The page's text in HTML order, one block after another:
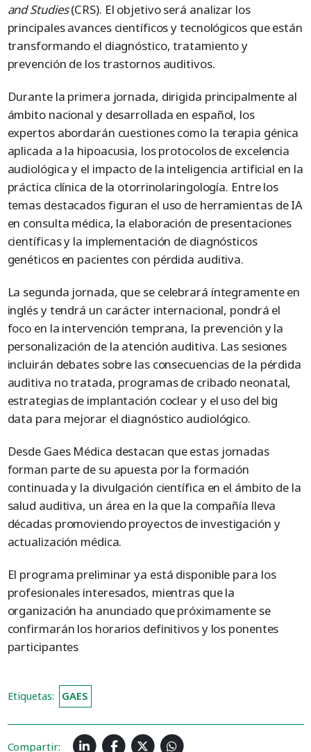
and Studies(CRS). El objetivo será analizar los
principales avances científicos y tecnológicos que están
transformando el diagnóstico, tratamiento y
prevención de los trastornos auditivos.
Durante la primera jornada, dirigida principalmente al
ámbito nacional y desarrollada en español, los
expertos abordarán cuestiones como la terapia génica
aplicada a la hipoacusia, los protocolos de excelencia
audiológica y el impacto de la inteligencia artificial en la
práctica clínica de la otorrinolaringología. Entre los
temas destacados figuran el uso de herramientas de IA
en consulta médica, la elaboración de presentaciones
científicas y la implementación de diagnósticos
genéticos en pacientes con pérdida auditiva.
La segunda jornada, que se celebrará íntegramente en
inglés y tendrá un carácter internacional, pondrá el
foco en la intervención temprana, la prevención y la
personalización de la atención auditiva. Las sesiones
incluirán debates sobre las consecuencias de la pérdida
auditiva no tratada, programas de cribado neonatal,
estrategias de implantación coclear y el uso del big
data para mejorar el diagnóstico audiológico.
Desde Gaes Médica destacan que estas jornadas
forman parte de su apuesta por la formación
continuada y la divulgación científica en el ámbito de la
salud auditiva, un área en la que la compañía lleva
décadas promoviendo proyectos de investigación y
actualización médica.
El programa preliminar ya está disponible para los
profesionales interesados, mientras que la
organización ha anunciado que próximamente se
confirmarán los horarios definitivos y los ponentes
participantes
Etiquetas: GAES
Compartir: